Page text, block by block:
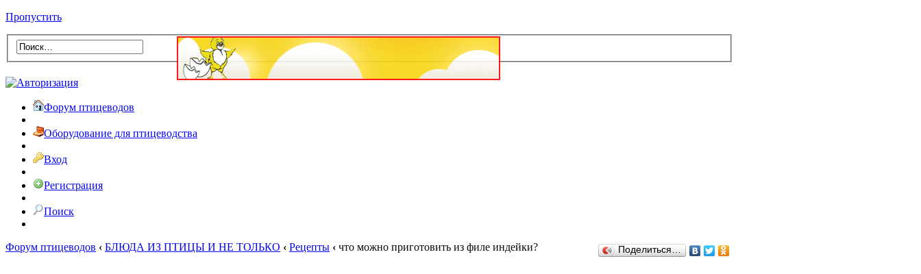
Пропустить
Форум птицеводов
Оборудование для птицеводства
Вход
Регистрация
Поиск
Форум птицеводов ‹ БЛЮДА ИЗ ПТИЦЫ И НЕ ТОЛЬКО ‹ Рецепты ‹ что можно приготовить из филе индейки? Поделиться…